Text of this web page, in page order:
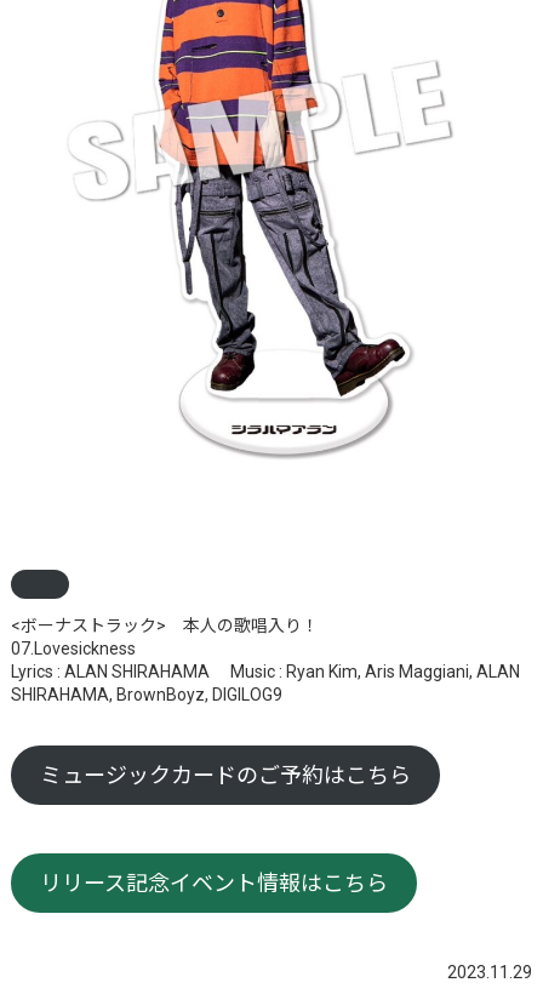
<ボーナストラック> 本人の歌唱入り！
07.Lovesickness
Lyrics : ALAN SHIRAHAMA Music : Ryan Kim, Aris Maggiani, ALAN
SHIRAHAMA, BrownBoyz, DIGILOG9
ミュージックカードのご予約はこちら
リリース記念イベント情報はこちら
2023.11.29